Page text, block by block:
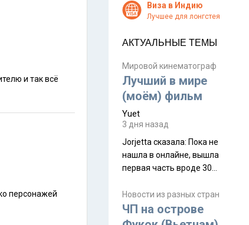
Виза в Индию
Лучшее для лонгстея
АКТУАЛЬНЫЕ ТЕМЫ
Мировой кинематограф
Лучший в мире
(моём) фильм
Yuet
3 дня назад
Jorjetta сказалa: Пока не
нашла в онлайне, вышла
первая часть вроде 30
Дивали 8 ноября.
Новости из разных стран
ЧП на острове